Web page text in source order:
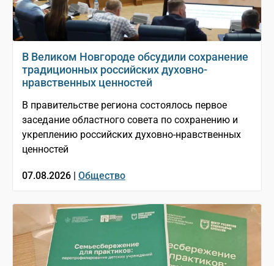
В Великом Новгороде обсудили сохранение
традиционных российских духовно-
нравственных ценностей
В правительстве региона состоялось первое
заседание областного совета по сохранению и
укреплению российских духовно-нравственных
ценностей
07.08.2026 | Общество